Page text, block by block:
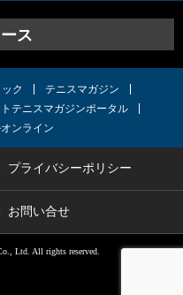
ス
ク
テニスマガジン
テニスマガジンポータル
ンライン
プライバシーポリシー
お問い合せ
Ltd. All rights reserved.